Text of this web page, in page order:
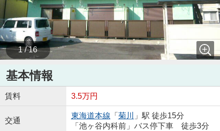
1 / 16
基本情報
賃料 3.5万円
交通
東海道本線 「 菊川
」駅 徒歩15分
「池ヶ谷内科前」バス停下車 徒歩3分